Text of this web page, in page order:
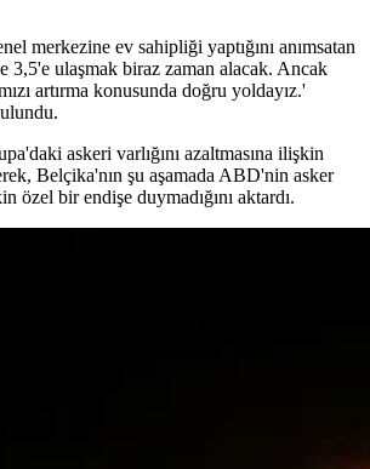
merkezine ev sahipliği yaptığını anımsatan
3,5'e ulaşmak biraz zaman alacak. Ancak
artırma konusunda doğru yoldayız.'
askeri varlığını azaltmasına ilişkin
Belçika'nın şu aşamada ABD'nin asker
özel bir endişe duymadığını aktardı.